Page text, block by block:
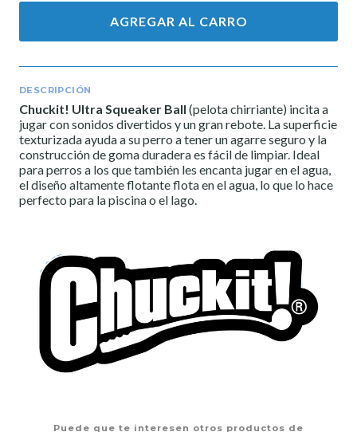
AGREGAR AL CARRO
DESCRIPCIÓN
Chuckit! Ultra Squeaker Ball (pelota chirriante) incita a
jugar con sonidos divertidos y un gran rebote. La superficie
texturizada ayuda a su perro a tener un agarre seguro y la
construcción de goma duradera es fácil de limpiar. Ideal
para perros a los que también les encanta jugar en el agua,
el diseño altamente flotante flota en el agua, lo que lo hace
perfecto para la piscina o el lago.
Puede que te interesen otros productos de